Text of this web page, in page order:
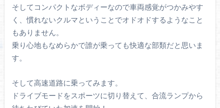
そしてコンパクトなボディーなので車両感覚がつかみやす
く、慣れないクルマということでオドオドするようなこと
もありません。
乗り心地もなめらかで誰が乗っても快適な部類だと思いま
す。
そして高速道路に乗ってみます。
ドライブモードをスポーツに切り替えて、合流ランプから